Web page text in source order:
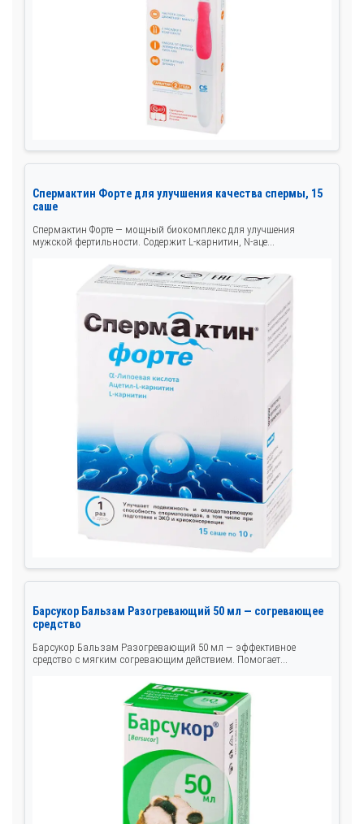
Спермактин Форте для улучшения качества спермы, 15
саше
Спермактин Форте — мощный биокомплекс для улучшения
мужской фертильности. Содержит L-карнитин, N-аце...
Барсукор Бальзам Разогревающий 50 мл — согревающее
средство
Барсукор Бальзам Разогревающий 50 мл — эффективное
средство с мягким согревающим действием. Помогает...